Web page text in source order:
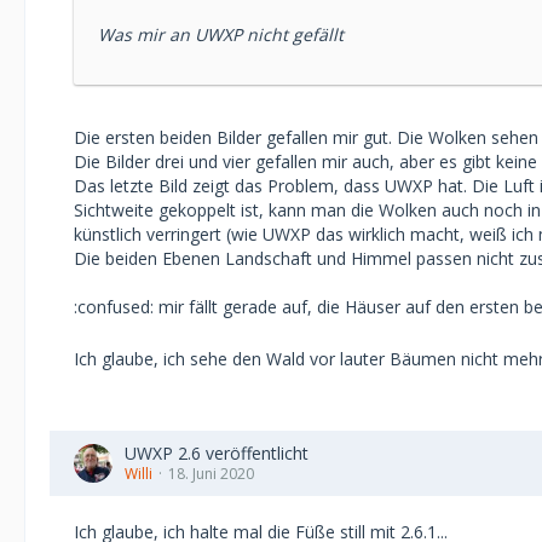
Was mir an UWXP nicht gefällt
Die ersten beiden Bilder gefallen mir gut. Die Wolken
Die Bilder drei und vier gefallen mir auch, aber es gibt
Das letzte Bild zeigt das Problem, dass UWXP hat. Die
Sichtweite gekoppelt ist, kann man die Wolken auch noch
künstlich verringert (wie UWXP das wirklich macht, weiß
Die beiden Ebenen Landschaft und Himmel passen nicht
:confused: mir fällt gerade auf, die Häuser auf den ersten
Ich glaube, ich sehe den Wald vor lauter Bäumen nicht
UWXP 2.6 veröffentlicht
Willi 18. Juni 2020
Ich glaube, ich halte mal die Füße still mit 2.6.1...